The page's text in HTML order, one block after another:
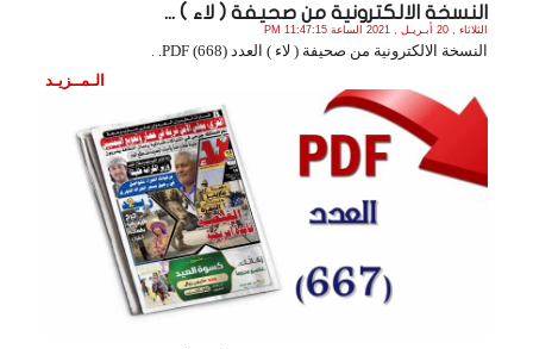
النسخة الالكترونية من صحيفة ( لاء ) ...
الثلاثاء , 20 أبـريـل , 2021 الساعة 11:47:15 PM
النسخة الالكترونية من صحيفة ( لاء ) العدد (668) PDF. .
الـمــزيـد